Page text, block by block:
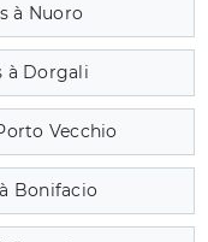
à Nuoro
à Dorgali
Vecchio
Bonifacio